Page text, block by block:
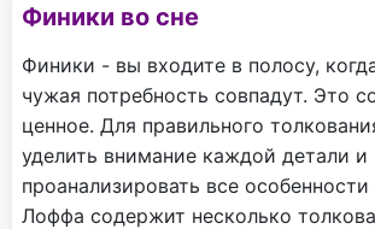
Финики во сне
Финики - вы входите в полосу,
чужая потребность совпадут. Это
ценное. Для правильного
уделить внимание каждой детали и
проанализировать все
Лоффа содержит несколько